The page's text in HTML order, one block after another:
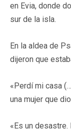
en Evia, donde
sur de la isla.
En la aldea de
dijeron que
«Perdí mi casa
una mujer que
«Es un